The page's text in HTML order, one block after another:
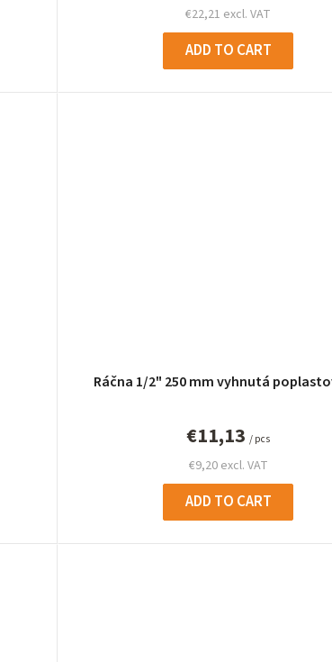
€22,21 excl. VAT
ADD TO CART
Ráčna 1/2" 250 mm vyhnutá
€9,20 excl. VAT
€11,13/ pcs
ADD TO CART